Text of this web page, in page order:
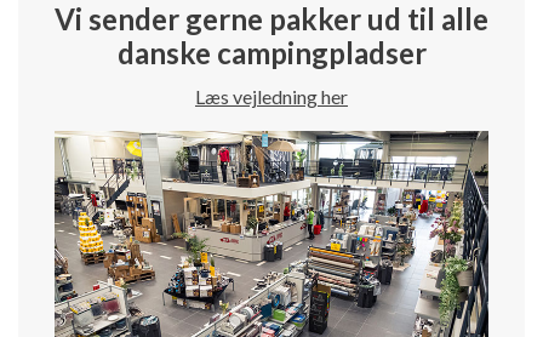
Vi sender gerne pakker ud til alle
danske campingpladser
Læs vejledning her